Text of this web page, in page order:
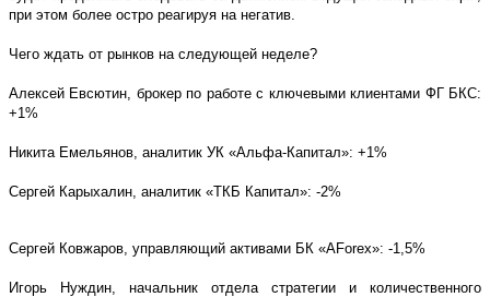
при этом более остро реагируя на негатив.
Чего ждать от рынков на следующей неделе?
Алексей Евсютин, брокер по работе с ключевыми клиентами ФГ БКС:
+1%
Никита Емельянов, аналитик УК «Альфа-Капитал»: +1%
Сергей Карыхалин, аналитик «ТКБ Капитал»: -2%
Сергей Ковжаров, управляющий активами БК «AForex»: -1,5%
Игорь Нуждин, начальник отдела стратегии и количественного